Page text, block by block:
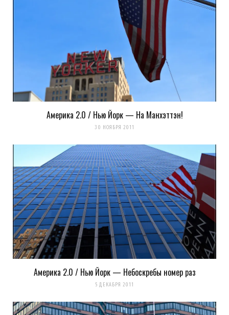
Elvis
Загрузка...
k0ev
14 ЛЕТ AGO
REPLY
Загрузка...
Америка 2.0 / Нью Йорк — На Манхэттэн!
30 НОЯБРЯ 2011
Америка 2.0 / Нью Йорк — Небоскребы номер раз
5 ДЕКАБРЯ 2011